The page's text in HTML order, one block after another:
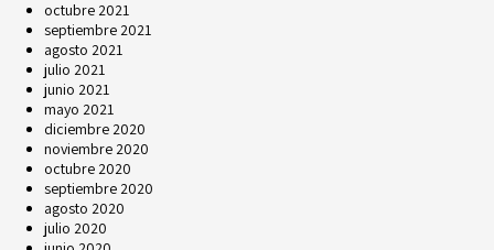
octubre 2021
septiembre 2021
agosto 2021
julio 2021
junio 2021
mayo 2021
diciembre 2020
noviembre 2020
octubre 2020
septiembre 2020
agosto 2020
julio 2020